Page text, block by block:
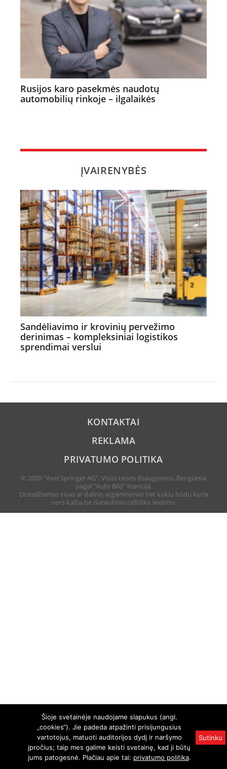
Rusijos karo pasekmės naudotų
automobilių rinkoje – ilgalaikės
ĮVAIRENYBĖS
Sandėliavimo ir krovinių pervežimo
derinimas – kompleksiniai logistikos
sprendimai verslui
KONTAKTAI
REKLAMA
PRIVATUMO POLITIKA
© 2005 "Axel Springer AG". Visos teisės išsaugomos. Rengiama
pagal "Auto Bild" licenciją.
Draudžiamas visas ar dalinis atgaminimas bet kokiu būdu kuria
nors kalba be išankstinio raštiško leidimo.
Šioje svetainėje naudojame slapukus (angl.
„cookies“). Jie padeda atpažinti prisijungusius
vartotojus, matuoti auditorijos dydį ir naršymo
įpročius; taip mes galime keisti svetainę, kad ji būtų
jums patogesnė. Plačiau apie tai: privatumo politika.
Sutinku